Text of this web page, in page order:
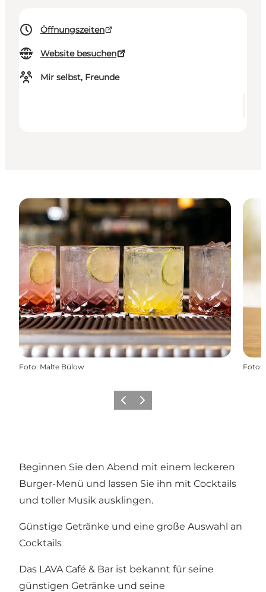
Öffnungszeiten
Website besuchen
Mir selbst, Freunde
Foto: Malte Bülow Foto:
ZurückWeiter
Beginnen Sie den Abend mit einem leckeren
Burger-Menü und lassen Sie ihn mit Cocktails
und toller Musik ausklingen.
Günstige Getränke und eine große Auswahl an
Cocktails
Das LAVA Café & Bar ist bekannt für seine
günstigen Getränke und seine